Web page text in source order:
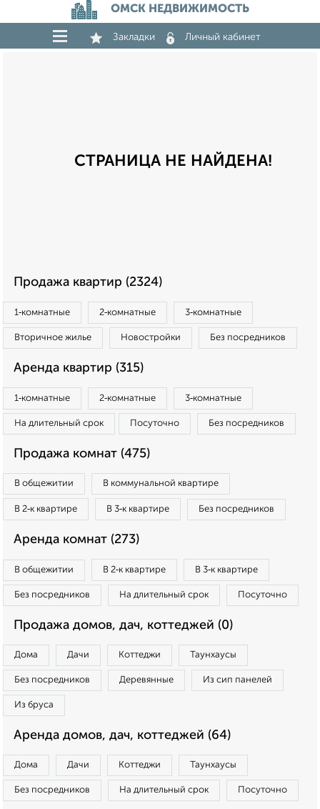
ОМСК НЕДВИЖИМОСТЬ
Закладки Личный кабинет
СТРАНИЦА НЕ НАЙДЕНА!
Продажа квартир (2324)
1‑комнатные 2‑комнатные 3‑комнатные
Вторичное жилье Новостройки Без посредников
Аренда квартир (315)
1‑комнатные 2‑комнатные 3‑комнатные
На длительный срок Посуточно Без посредников
Продажа комнат (475)
В общежитии В коммунальной квартире
В 2‑к квартире В 3‑к квартире Без посредников
Аренда комнат (273)
В общежитии В 2‑к квартире В 3‑к квартире
Без посредников На длительный срок Посуточно
Продажа домов, дач, коттеджей (0)
Дома Дачи Коттеджи Таунхаусы
Без посредников Деревянные Из сип панелей
Из бруса
Аренда домов, дач, коттеджей (64)
Дома Дачи Коттеджи Таунхаусы
Без посредников На длительный срок Посуточно